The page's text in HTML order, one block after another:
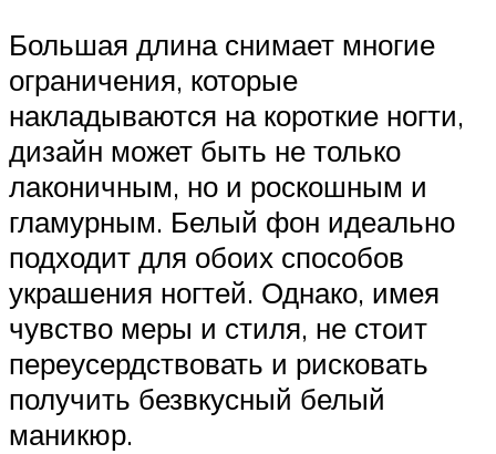
Большая длина снимает многие
ограничения, которые
накладываются на короткие ногти,
дизайн может быть не только
лаконичным, но и роскошным и
гламурным. Белый фон идеально
подходит для обоих способов
украшения ногтей. Однако, имея
чувство меры и стиля, не стоит
переусердствовать и рисковать
получить безвкусный белый
маникюр.